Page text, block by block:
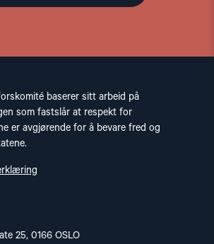
baserer sitt arbeid på
som fastslår at respekt for
er avgjørende for å bevare fred og
25, 0166 OSLO